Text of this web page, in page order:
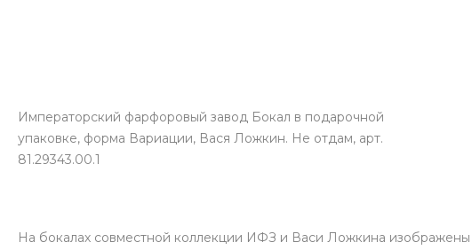
Императорский фарфоровый завод Бокал в подарочной
упаковке, форма Вариации, Вася Ложкин. Не отдам, арт.
81.29343.00.1
На бокалах совместной коллекции ИФЗ и Васи Ложкина